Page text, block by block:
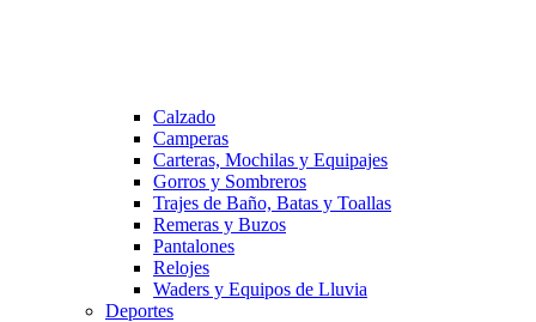
Calzado
Camperas
Carteras, Mochilas y Equipajes
Gorros y Sombreros
Trajes de Baño, Batas y Toallas
Remeras y Buzos
Pantalones
Relojes
Waders y Equipos de Lluvia
Deportes